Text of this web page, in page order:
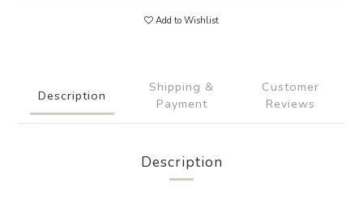
Add to Wishlist
Description
Shipping &
Payment
Customer
Reviews
Description